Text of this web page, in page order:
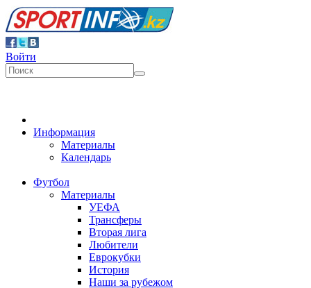
Войти
Информация
Материалы
Календарь
Футбол
Материалы
УЕФА
Трансферы
Вторая лига
Любители
Еврокубки
История
Наши за рубежом